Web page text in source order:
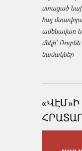
ստացած
հայ
ամենավառ
մեկի՝
նամակներ